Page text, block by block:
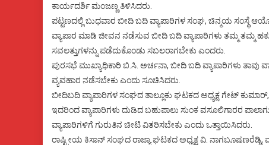
ಕಾರ್ಯದರ್ಶಿ ಮಂಜಣ್ಣ ತಿಳಿಸಿದರು.
ಪಟ್ಟಣದಲ್ಲಿ ಬುಧವಾರ ಬೀದಿ ಬದಿ ವ್ಯಾಪಾರಿಗಳ ಸಂಘ, ಚಿನ್ಮಯ ಸಂಸ್ಥೆ
ವ್ಯಾಪಾರ ಮಾಡಿ ಜೀವನ ನಡೆಸುವ ಬೀದಿ ಬದಿ ವ್ಯಾಪಾರಿಗಳು ತಮ್ಮ ತಮ್ಮ
ಸವಲತ್ತುಗಳನ್ನು ಪಡೆದುಕೊಂಡು ಸಬಲರಾಗಬೇಕು ಎಂದರು.
ಪುರಸಭೆ ಮುಖ್ಯಾಧಿಕಾರಿ ಬಿ.ಸಿ. ಅರ್ಚನಾ, ಬೀದಿ ಬದಿ ವ್ಯಾಪಾರಿಗಳು ತಾವು
ವ್ಯವಹಾರ ನಡೆಸಬೇಕು ಎಂದು ಸೂಚಿಸಿದರು.
ಬೀದಿಬದಿ ವ್ಯಾಪಾರಿಗಳ ಸಂಘದ ತಾಲ್ಲೂಕು ಘಟಕದ ಅಧ್ಯಕ್ಷ ಗೇಟ್
ಇದರಿಂದ ವ್ಯಾಪಾರಿಗಳು ದುಡಿದ ಬಹುಪಾಲು ಸುಂಕ ವಸೂಲಿಗಾರರ
ವ್ಯಾಪಾರಿಗಳಿಗೆ ಗುರುತಿನ ಚೀಟಿ ವಿತರಿಸಬೇಕು ಎಂದು ಒತ್ತಾಯಿಸಿದರು.
ರಾಷ್ಟ್ರೀಯ ಕಿಸಾನ್ ಸಂಘದ ರಾಜ್ಯಾ ಘಟಕದ ಅಧ್ಯಕ್ಷ ವಿ.